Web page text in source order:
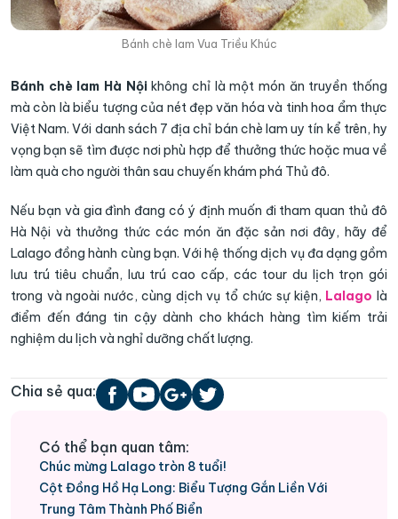
Bánh chè lam Vua Triều Khúc
Bánh chè lam Hà Nộikhông chỉ là một món ăn truyền thống
mà còn là biểu tượng của nét đẹp văn hóa và tinh hoa ẩm thực
Việt Nam. Với danh sách 7 địa chỉ bán chè lam uy tín kể trên, hy
vọng bạn sẽ tìm được nơi phù hợp để thưởng thức hoặc mua về
làm quà cho người thân sau chuyến khám phá Thủ đô.
Nếu bạn và gia đình đang có ý định muốn đi tham quan thủ đô
Hà Nội và thưởng thức các món ăn đặc sản nơi đây, hãy để
Lalago đồng hành cùng bạn. Với hệ thống dịch vụ đa dạng gồm
lưu trú tiêu chuẩn, lưu trú cao cấp, các tour du lịch trọn gói
trong và ngoài nước, cùng dịch vụ tổ chức sự kiện, Lalago là
điểm đến đáng tin cậy dành cho khách hàng tìm kiếm trải
nghiệm du lịch và nghỉ dưỡng chất lượng.
Chia sẻ qua:
Có thể bạn quan tâm:
Chúc mừng Lalago tròn 8 tuổi!
Cột Đồng Hồ Hạ Long: Biểu Tượng Gắn Liền Với
Trung Tâm Thành Phố Biển